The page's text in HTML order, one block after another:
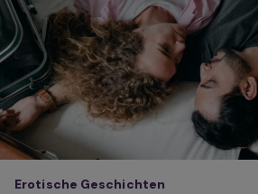
Erotische Geschichten